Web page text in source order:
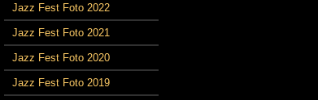
Jazz Fest Foto 2022
Jazz Fest Foto 2021
Jazz Fest Foto 2020
Jazz Fest Foto 2019